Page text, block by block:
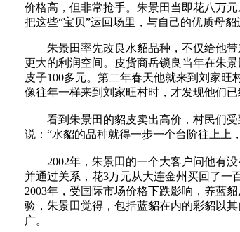
价格高，但非常抢手。朱景田当即花八万
把这些“宝贝”运回场里，与自己的优质母
朱景田率先改良水貂品种，不仅给他带
更大的利润空间。皮货商岳锁良当年在朱
皮子100多元。第二年春天他就来到刘家
像往年一样来到刘家旺村时，才发现他们已
看到朱景田的貂皮卖出高价，村民们受
说：“水貂的品种就得一步一个台阶往上上
2002年，朱景田的一个大客户问他有没
并通过关系，花3万元从大连金州买回了一
2003年，受国际市场价格下跌影响，养蓝
验，朱景田觉得，包括蓝貂在内的彩貂以
广。